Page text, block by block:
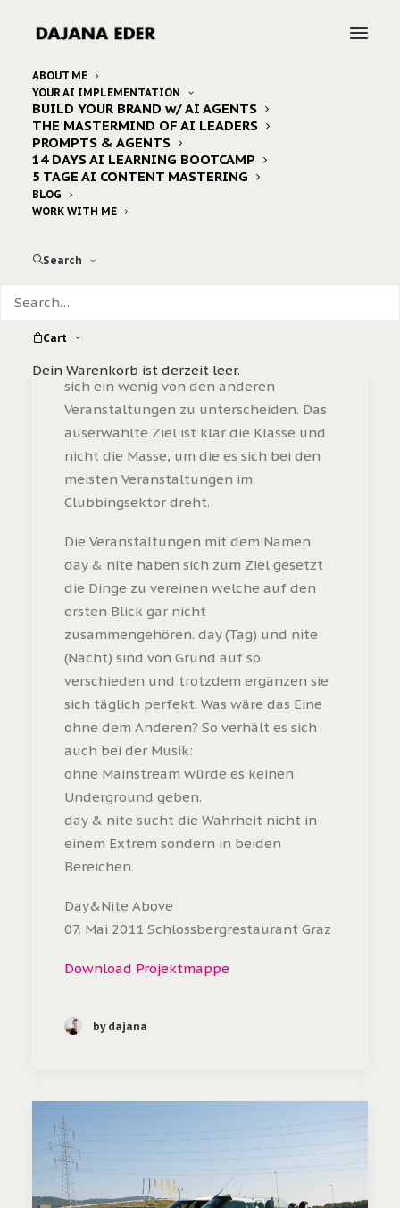
ABOUT ME
YOUR AI IMPLEMENTATION
BUILD YOUR BRAND w/ AI AGENTS
THE MASTERMIND OF AI LEADERS
PROMPTS & AGENTS
14 DAYS AI LEARNING BOOTCAMP
5 TAGE AI CONTENT MASTERING
BLOG
WORK WITH ME
Search
Cart
Dein Warenkorb ist derzeit leer.
dajana
Day&Nite Above
Egal Wann und Wo verspricht
sich ein wenig von den anderen
Veranstaltungen zu unterscheiden. Das
auserwählte Ziel ist klar die Klasse und
nicht die Masse, um die es sich bei den
meisten Veranstaltungen im
Clubbingsektor dreht.
Die Veranstaltungen mit dem Namen
day & nite haben sich zum Ziel gesetzt
die Dinge zu vereinen welche auf den
ersten Blick gar nicht
zusammengehören. day (Tag) und nite
(Nacht) sind von Grund auf so
verschieden und trotzdem ergänzen sie
sich täglich perfekt. Was wäre das Eine
ohne dem Anderen? So verhält es sich
auch bei der Musik:
ohne Mainstream würde es keinen
Underground geben.
day & nite sucht die Wahrheit nicht in
einem Extrem sondern in beiden
Bereichen.
Day&Nite Above
07. Mai 2011 Schlossbergrestaurant Graz
Download Projektmappe
by dajana